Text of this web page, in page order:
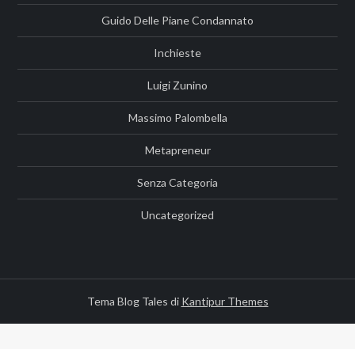
Guido Delle Piane Condannato
Inchieste
Luigi Zunino
Massimo Palombella
Metapreneur
Senza Categoria
Uncategorized
Tema Blog Tales di Kantipur Themes